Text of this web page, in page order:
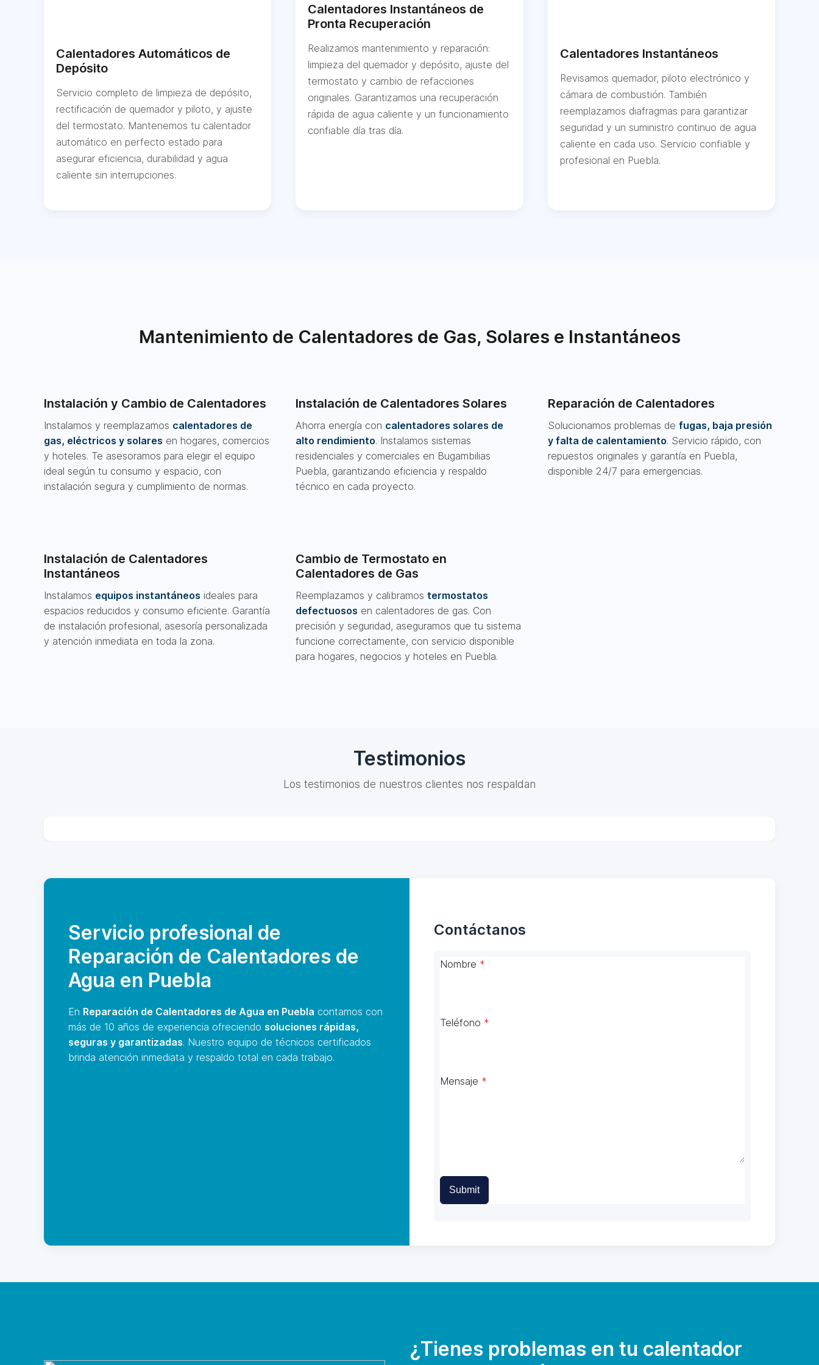
Calentadores Automáticos de
Depósito
Servicio completo de limpieza de depósito,
rectificación de quemador y piloto, y ajuste
del termostato. Mantenemos tu calentador
automático en perfecto estado para
asegurar eficiencia, durabilidad y agua
caliente sin interrupciones.
Calentadores Instantáneos de
Pronta Recuperación
Realizamos mantenimiento y reparación:
limpieza del quemador y depósito, ajuste del
termostato y cambio de refacciones
originales. Garantizamos una recuperación
rápida de agua caliente y un funcionamiento
confiable día tras día.
Calentadores Instantáneos
Revisamos quemador, piloto electrónico y
cámara de combustión. También
reemplazamos diafragmas para garantizar
seguridad y un suministro continuo de agua
caliente en cada uso. Servicio confiable y
profesional en Puebla.
Mantenimiento de Calentadores de Gas, Solares e Instantáneos
Instalación y Cambio de Calentadores
Instalamos y reemplazamos calentadores de
gas, eléctricos y solares en hogares, comercios
y hoteles. Te asesoramos para elegir el equipo
ideal según tu consumo y espacio, con
instalación segura y cumplimiento de normas.
Instalación de Calentadores Solares
Ahorra energía con calentadores solares de
alto rendimiento. Instalamos sistemas
residenciales y comerciales en Bugambilias
Puebla, garantizando eficiencia y respaldo
técnico en cada proyecto.
Reparación de Calentadores
Solucionamos problemas de fugas, baja presión
y falta de calentamiento. Servicio rápido, con
repuestos originales y garantía en Puebla,
disponible 24/7 para emergencias.
Instalación de Calentadores
Instantáneos
Instalamos equipos instantáneos ideales para
espacios reducidos y consumo eficiente. Garantía
de instalación profesional, asesoría personalizada
y atención inmediata en toda la zona.
Cambio de Termostato en
Calentadores de Gas
Reemplazamos y calibramostermostatos
defectuosos en calentadores de gas. Con
precisión y seguridad, aseguramos que tu sistema
funcione correctamente, con servicio disponible
para hogares, negocios y hoteles en Puebla.
Testimonios
Los testimonios de nuestros clientes nos respaldan
Servicio profesional de
Reparación de Calentadores de
Agua en Puebla
En Reparación de Calentadores de Agua en Puebla contamos con
más de 10 años de experiencia ofreciendo soluciones rápidas,
seguras y garantizadas. Nuestro equipo de técnicos certificados
brinda atención inmediata y respaldo total en cada trabajo.
Contáctanos
Nombre *
Teléfono *
Mensaje *
Submit
¿Tienes problemas en tu calentador